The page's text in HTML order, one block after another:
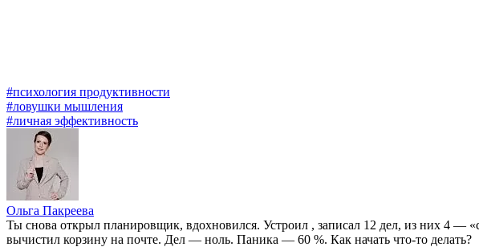
#психология продуктивности
#ловушки мышления
#личная эффективность
Ольга Пакреева
Ты снова открыл планировщик, вдохновился. Устроил , записал 12 дел, из них 4 —
вычистил корзину на почте. Дел — ноль. Паника — 60 %. Как начать что-то делать?